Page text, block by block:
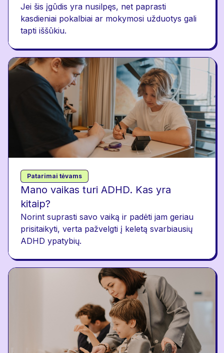
Jei šis įgūdis yra nusilpęs, net paprasti
kasdieniai pokalbiai ar mokymosi užduotys gali
tapti iššūkiu.
Patarimai tėvams
Mano vaikas turi ADHD. Kas yra
kitaip?
Norint suprasti savo vaiką ir padėti jam geriau
prisitaikyti, verta pažvelgti į keletą svarbiausių
ADHD ypatybių.